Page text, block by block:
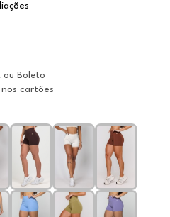
ou Boleto
nos cartões